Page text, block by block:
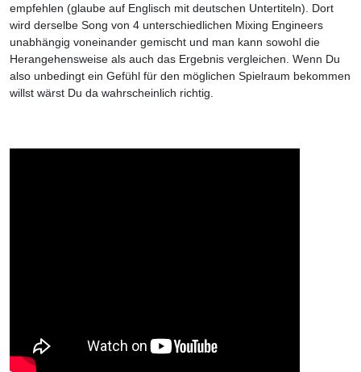
empfehlen (glaube auf Englisch mit deutschen Untertiteln). Dort
wird derselbe Song von 4 unterschiedlichen Mixing Engineers
unabhängig voneinander gemischt und man kann sowohl die
Herangehensweise als auch das Ergebnis vergleichen. Wenn Du
also unbedingt ein Gefühl für den möglichen Spielraum bekommen
willst wärst Du da wahrscheinlich richtig.